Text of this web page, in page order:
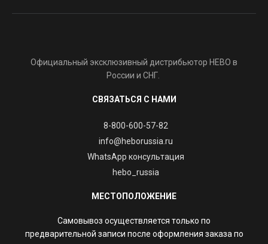
Официальный эксклюзивный дистрибьютор HEBO в
России и СНГ.
СВЯЗАТЬСЯ С НАМИ
8-800-600-57-82
info@heborussia.ru
WhatsApp консультация
hebo_russia
МЕСТОПОЛОЖЕНИЕ
Самовывоз осуществляется только по
предварительной записи после оформления заказа по